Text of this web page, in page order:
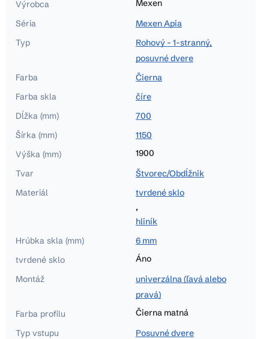
Výrobca
Mexen
Séria
Mexen Apia
Typ
Rohový - 1-stranný,
posuvné dvere
Farba
Čierna
Farba skla
číre
Dĺžka (mm)
700
Šírka (mm)
1150
Výška (mm)
1900
Tvar
Štvorec/Obdĺžnik
Materiál
tvrdené sklo
,
hliník
Hrúbka skla (mm)
6 mm
tvrdené sklo
Áno
Montáž
univerzálna (ľavá alebo
pravá)
Farba profilu
Čierna matná
Typ vstupu
Posuvné dvere